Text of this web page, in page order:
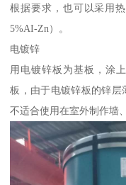
根据要求，也可以采用
5%AI-Zn）。
电镀锌
用电镀锌板为基板，涂
板，由于电镀锌板的锌层
不适合使用在室外制作墙